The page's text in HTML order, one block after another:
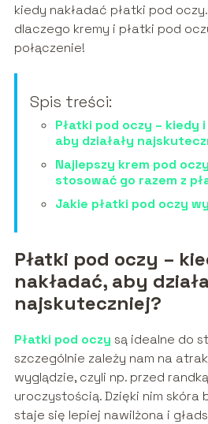
kiedy nakładać płatki pod
dlaczego kremy i płatki pod
połączenie!
Spis treści:
Płatki pod oczy – kiedy
aby działały
Najlepszy krem pod
stosować go razem z
Jakie płatki pod oczy
Płatki pod oczy –
nakładać, aby
najskuteczniej?
Płatki pod oczy są idealne do
szczególnie zależy nam na
wyglądzie, czyli np. przed
uroczystością. Dzięki nim skóra
staje się lepiej nawilżona i